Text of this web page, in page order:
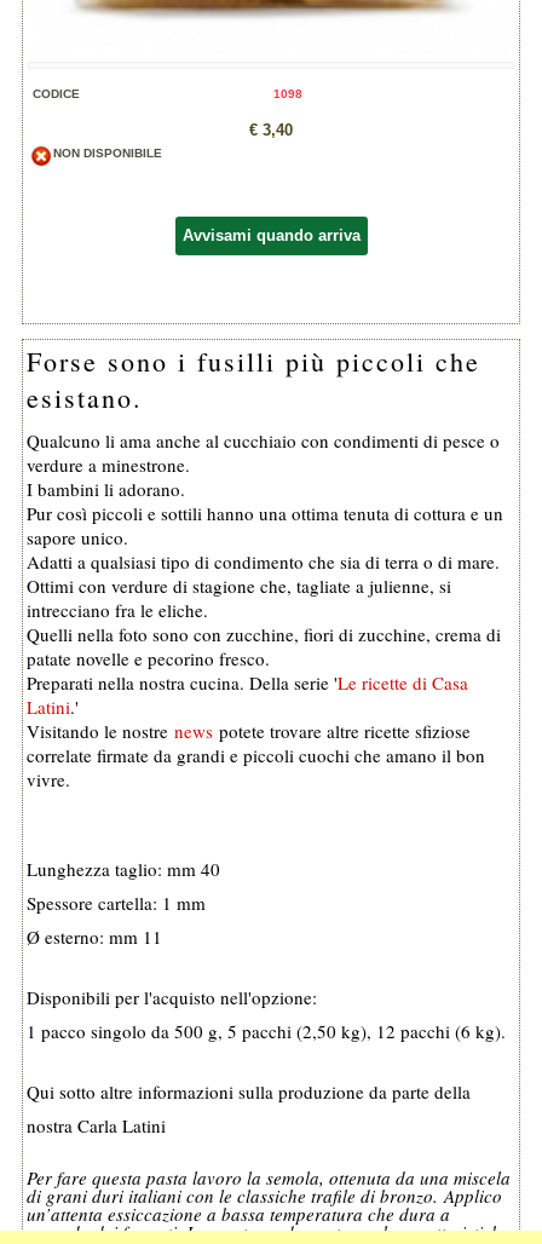
CODICE 1098
€ 3,40
NON DISPONIBILE
Avvisami quando arriva
Forse sono i fusilli più piccoli che
esistano.
Qualcuno li ama anche al cucchiaio con condimenti di pesce o
verdure a minestrone.
I bambini li adorano.
Pur così piccoli e sottili hanno una ottima tenuta di cottura e un
sapore unico.
Adatti a qualsiasi tipo di condimento che sia di terra o di mare.
Ottimi con verdure di stagione che, tagliate a julienne, si
intrecciano fra le eliche.
Quelli nella foto sono con zucchine, fiori di zucchine, crema di
patate novelle e pecorino fresco.
Preparati nella nostra cucina. Della serie 'Le ricette di Casa
Latini.'
Visitando le nostre news potete trovare altre ricette sfiziose
correlate firmate da grandi e piccoli cuochi che amano il bon
vivre.
Lunghezza taglio: mm 40
Spessore cartella: 1 mm
Ø esterno: mm 11
Disponibili per l'acquisto nell'opzione:
1 pacco singolo da 500 g, 5 pacchi (2,50 kg), 12 pacchi (6 kg).
Qui sotto altre informazioni sulla produzione da parte della
nostra Carla Latini
Per fare questa pasta lavoro la semola, ottenuta da una miscela
di grani duri italiani con le classiche trafile di bronzo. Applico
un’attenta essiccazione a bassa temperatura che dura a
seconda dei formati. In questo modo proteggo le caratteristiche